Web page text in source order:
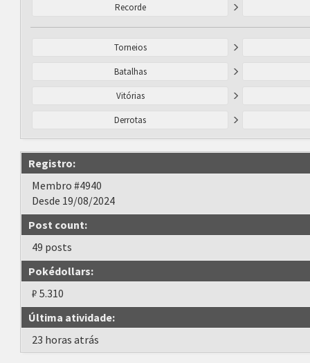
Recorde
Torneios
Batalhas
Vitórias
Derrotas
Registro:
Membro #4940
Desde 19/08/2024
Post count:
49 posts
Pokédollars:
₽ 5.310
Última atividade:
23 horas atrás